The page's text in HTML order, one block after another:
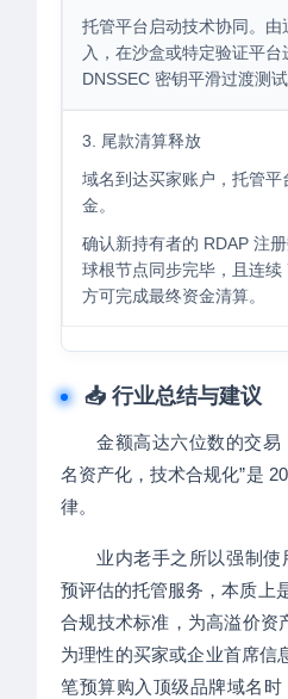
托管平台启动技术协同。由
入，在沙盒或特定验证平
DNSSEC 密钥平滑过渡测试
3. 尾款清算释放
域名到达买家账户，托管平
金。
确认新持有者的 RDAP 注
球根节点同步完毕，且连续
方可完成最终资金清算。
📥 行业总结与建议
金额高达六位数的交易
名资产化，技术合规化”是
律。
业内老手之所以强制
预评估的托管服务，本质上
合规技术标准，为高溢价资
为理性的买家或企业首席信
笔预算购入顶级品牌域名时